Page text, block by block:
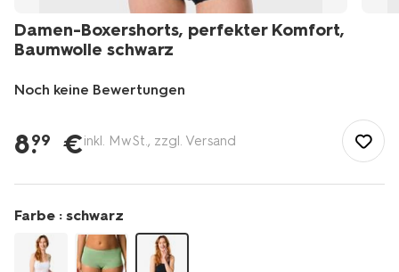
Damen-Boxershorts, perfekter Komfort,
Baumwolle schwarz
Noch keine Bewertungen
de/damen-
herren/damen-
pyjama/damen-
unterhosen/damen-
slips/damen-
boxershorts-
perfekter-
8.
99 €inkl. MwSt., zzgl. Versand
Farbe : schwarz